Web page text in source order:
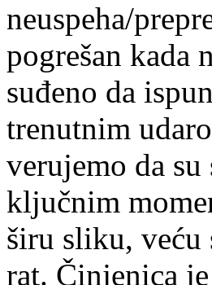
neuspeha/
pogrešan kada
suđeno da
trenutnim
verujemo da
ključnim
širu sliku,
rat. Činjenica